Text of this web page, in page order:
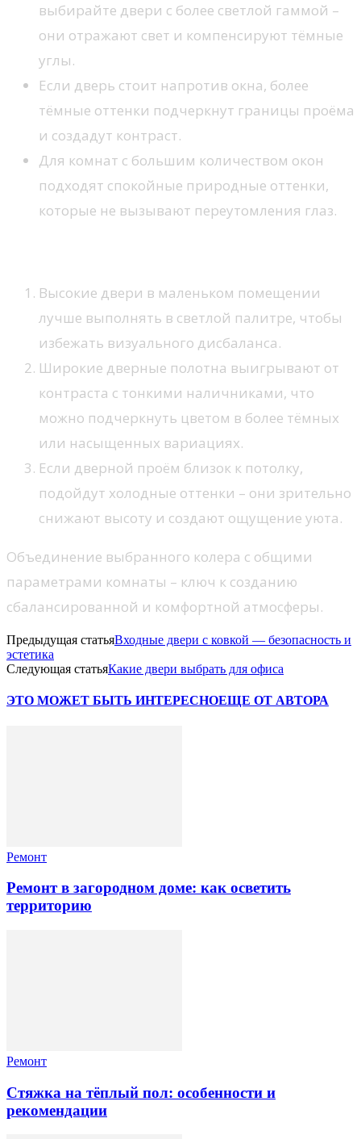
выбирайте двери с более светлой гаммой –
они отражают свет и компенсируют тёмные
углы.
Если дверь стоит напротив окна, более
тёмные оттенки подчеркнут границы проёма
и создадут контраст.
Для комнат с большим количеством окон
подходят спокойные природные оттенки,
которые не вызывают переутомления глаз.
Высокие двери в маленьком помещении
лучше выполнять в светлой палитре, чтобы
избежать визуального дисбаланса.
Широкие дверные полотна выигрывают от
контраста с тонкими наличниками, что
можно подчеркнуть цветом в более тёмных
или насыщенных вариациях.
Если дверной проём близок к потолку,
подойдут холодные оттенки – они зрительно
снижают высоту и создают ощущение уюта.
Объединение выбранного колера с общими
параметрами комнаты – ключ к созданию
сбалансированной и комфортной атмосферы.
Предыдущая статьяВходные двери с ковкой — безопасность и
эстетика
Следующая статьяКакие двери выбрать для офиса
ЭТО МОЖЕТ БЫТЬ ИНТЕРЕСНОЕЩЕ ОТ АВТОРА
Ремонт
Ремонт в загородном доме: как осветить
территорию
Ремонт
Стяжка на тёплый пол: особенности и
рекомендации